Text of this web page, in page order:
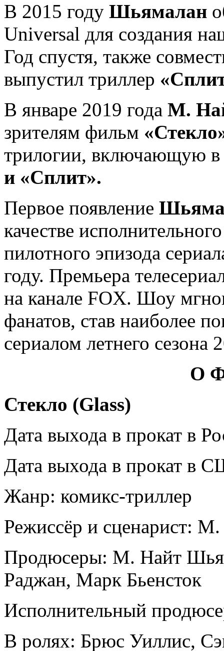
В 2015 году Шьямалан
Universal для создания
Год спустя, также
выпустил триллер
В январе 2019 года М.
зрителям фильм
трилогии, включающую в
и «Сплит».
Первое появление
качестве
пилотного эпизода
году. Премьера
на канале FOX. Шоу
фанатов, став наиболее
сериалом летнего сезона
О
Стекло (Glass)
Дата выхода в прокат в
Дата выхода в прокат в
Жанр: комикс-триллер
Режиссёр и сценарист:
Продюсеры: М. Найт
Раджан, Марк Бьенсток
Исполнительный
В ролях: Брюс Уиллис,